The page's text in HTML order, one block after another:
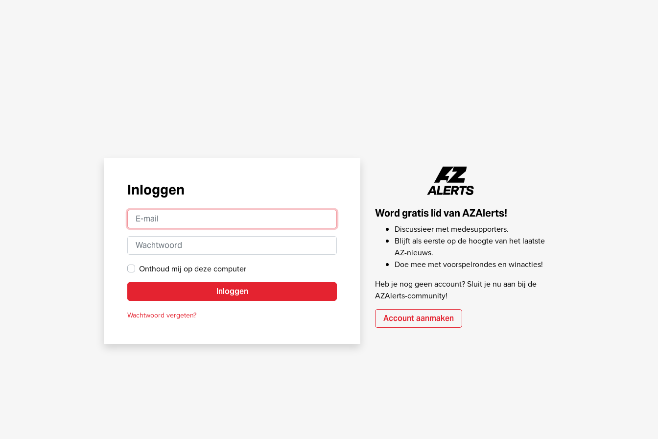
Inloggen
E-mail
Wachtwoord
Onthoud mij op deze computer
Inloggen
Wachtwoord vergeten?
Word gratis lid van AZAlerts!
Discussieer met medesupporters.
Blijft als eerste op de hoogte van het laatste
AZ-nieuws.
Doe mee met voorspelrondes en winacties!
Heb je nog geen account? Sluit je nu aan bij de
AZAlerts-community!
Account aanmaken